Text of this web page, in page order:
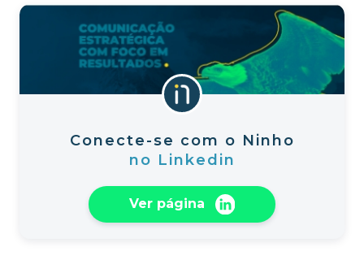
Conecte-se com o Ninho
no Linkedin
Ver página